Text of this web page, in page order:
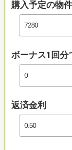
購入予定の物
ボーナス1回分
返済金利